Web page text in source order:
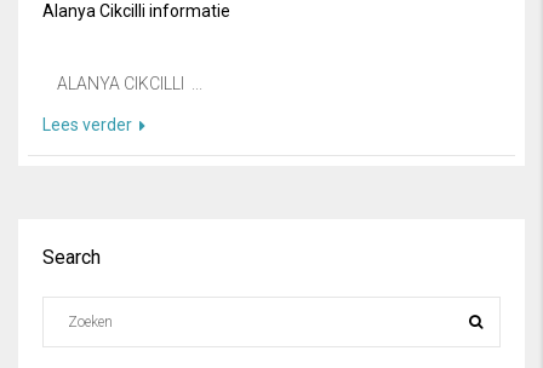
Alanya Cikcilli informatie
ALANYA CIKCILLI ...
Lees verder
Search